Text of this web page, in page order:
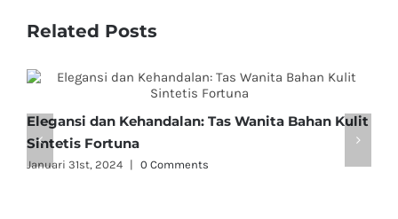
Related Posts
Elegansi dan Kehandalan: Tas Wanita Bahan Kulit
Sintetis Fortuna
Januari 31st, 2024 | 0 Comments